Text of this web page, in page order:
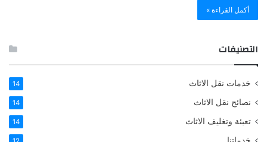
أكمل القراءة »
التصنيفات
خدمات نقل الاثاث 14
نصائح نقل الاثاث 14
تعبئة وتغليف الاثاث 14
خدماتنا